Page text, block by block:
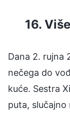
16.
Dana 2. rujna
nečega do
kuće. Sestra
puta, slučajno